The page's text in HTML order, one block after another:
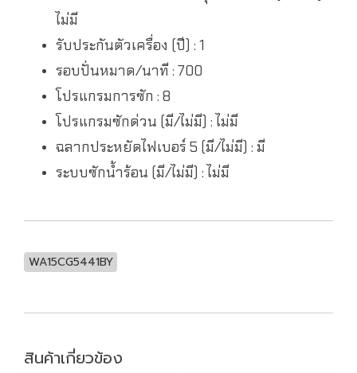
ไม่มี
รับประกันตัวเครื่อง (ปี) : 1
รอบปั่นหมาด/นาที : 700
โปรแกรมการซัก : 8
โปรแกรมซักด่วน (มี/ไม่มี) : ไม่มี
ฉลากประหยัดไฟเบอร์ 5 (มี/ไม่มี) : มี
ระบบซักน้ำร้อน (มี/ไม่มี) : ไม่มี
WA15CG5441BY
สินค้าเกี่ยวข้อง